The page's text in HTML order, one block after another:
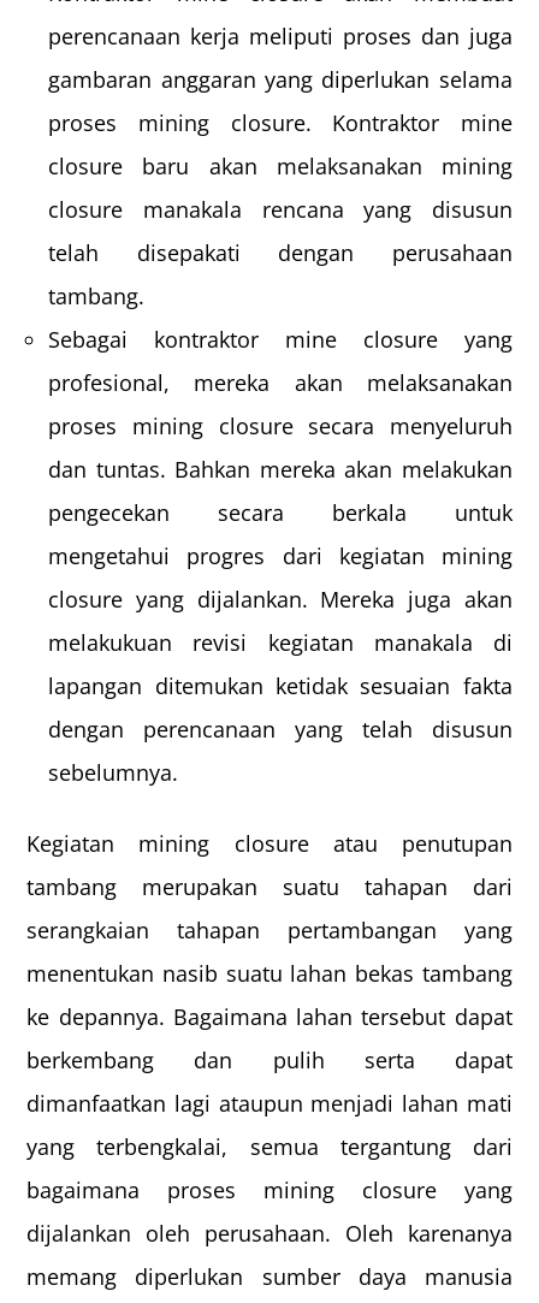
perencanaan kerja meliputi proses dan juga
gambaran anggaran yang diperlukan selama
proses mining closure. Kontraktor mine
closure baru akan melaksanakan mining
closure manakala rencana yang disusun
telah disepakati dengan perusahaan
tambang.
Sebagai kontraktor mine closure yang
profesional, mereka akan melaksanakan
proses mining closure secara menyeluruh
dan tuntas. Bahkan mereka akan melakukan
pengecekan secara berkala untuk
mengetahui progres dari kegiatan mining
closure yang dijalankan. Mereka juga akan
melakukuan revisi kegiatan manakala di
lapangan ditemukan ketidak sesuaian fakta
dengan perencanaan yang telah disusun
sebelumnya.
Kegiatan mining closure atau penutupan
tambang merupakan suatu tahapan dari
serangkaian tahapan pertambangan yang
menentukan nasib suatu lahan bekas tambang
ke depannya. Bagaimana lahan tersebut dapat
berkembang dan pulih serta dapat
dimanfaatkan lagi ataupun menjadi lahan mati
yang terbengkalai, semua tergantung dari
bagaimana proses mining closure yang
dijalankan oleh perusahaan. Oleh karenanya
memang diperlukan sumber daya manusia